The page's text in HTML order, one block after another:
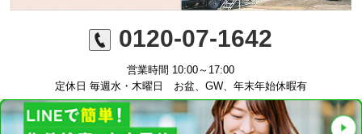
0120-07-1642
営業時間 10:00～17:00
定休日 毎週水・木曜日 お盆、GW、年末年始休暇有